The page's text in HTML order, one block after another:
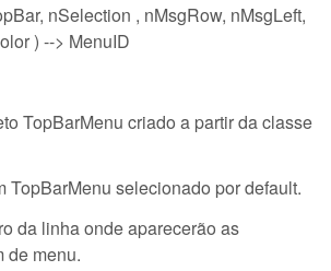
nSelection , nMsgRow, nMsgLeft,
) --> MenuID
TopBarMenu criado a partir da classe
TopBarMenu selecionado por default.
da linha onde aparecerão as
de menu.